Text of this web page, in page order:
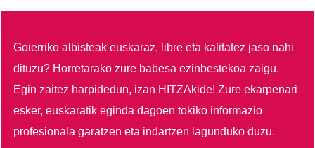
Goierriko albisteak euskaraz, libre eta kalitatez jaso nahi
dituzu? Horretarako zure babesa ezinbestekoa zaigu.
Egin zaitez harpidedun, izan HITZAkide!Zure ekarpenari
esker, euskaratik eginda dagoen tokiko informazio
profesionala garatzen eta indartzen lagunduko duzu.